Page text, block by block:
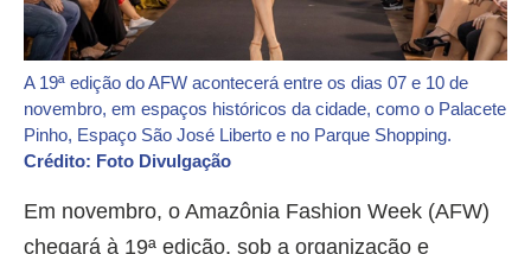
A 19ª edição do AFW acontecerá entre os dias 07 e 10 de
novembro, em espaços históricos da cidade, como o Palacete
Pinho, Espaço São José Liberto e no Parque Shopping.
Crédito: Foto Divulgação
Em novembro, o Amazônia Fashion Week (AFW)
chegará à 19ª edição, sob a organização e